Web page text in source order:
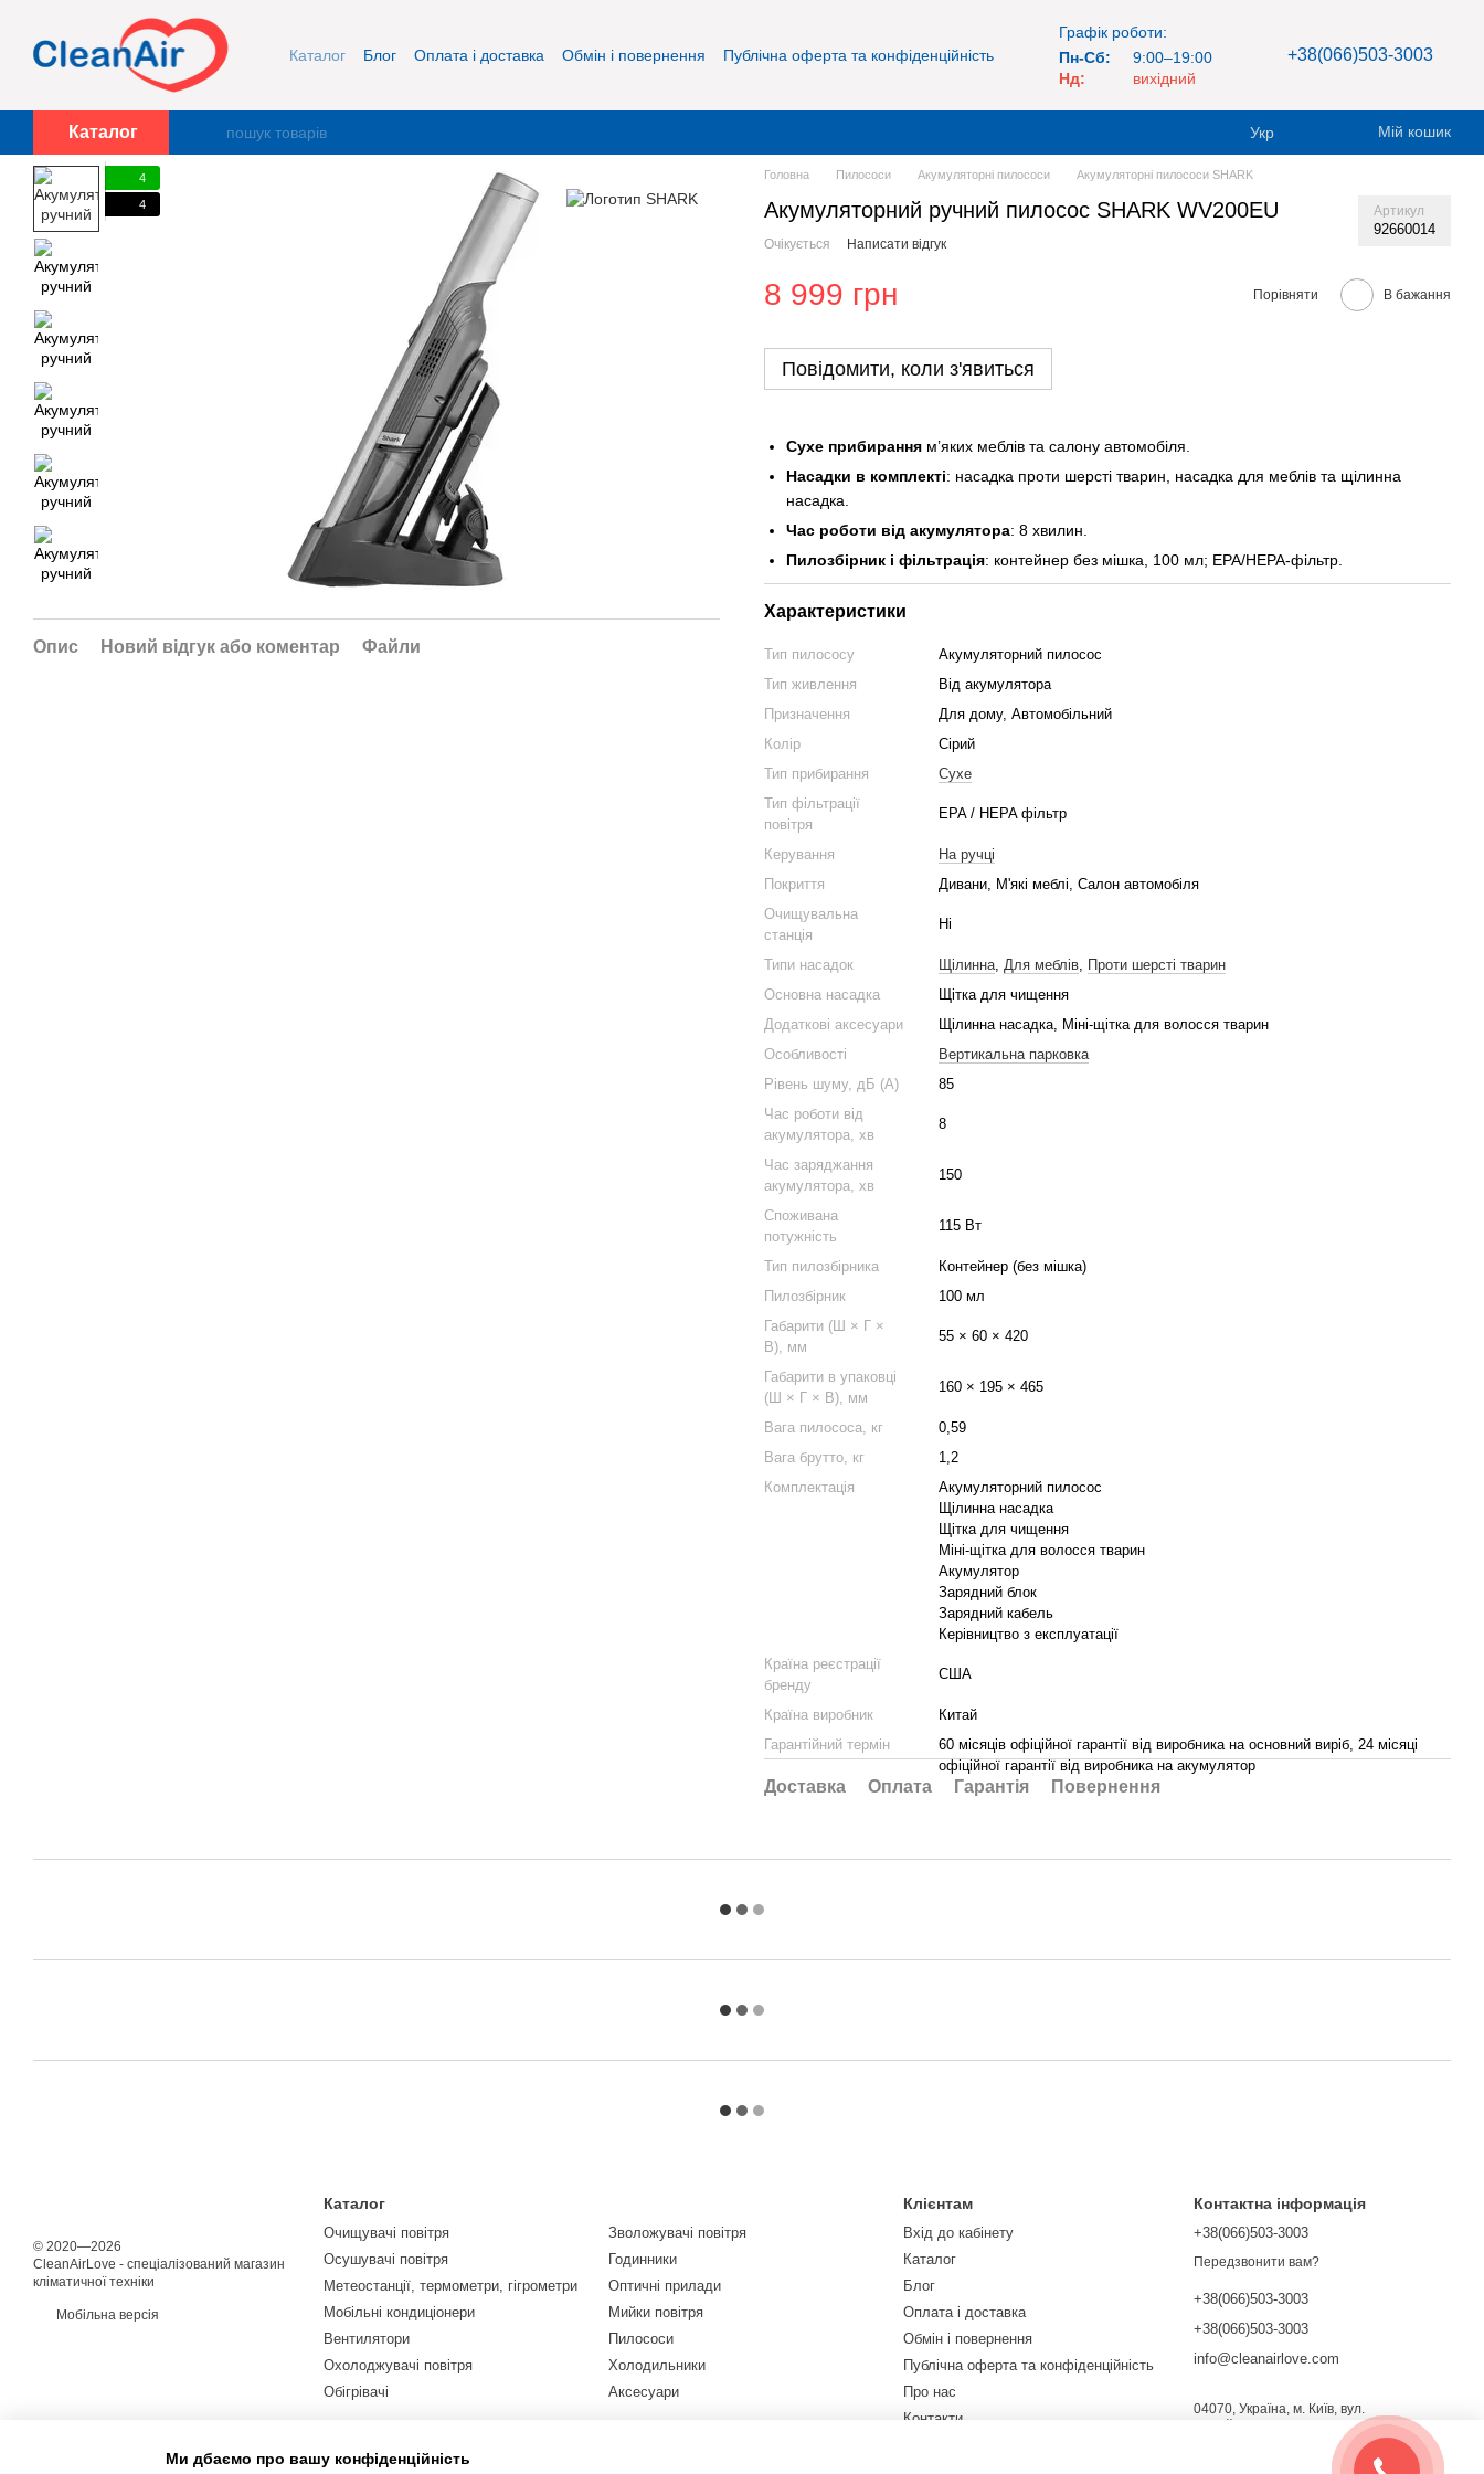
Перейти до основного контенту
Каталог Блог Оплата і доставка Обмін і повернення
Публічна оферта та конфіденційність
Графік роботи:
Пн-Сб:
9:00–19:00
Нд:
вихідний
+38(066)503-3003
Каталог Укр Мій кошик
4
4
Опис Новий відгук або коментар Файли
Головна Пилососи Акумуляторні пилососи Акумуляторні пилососи SHARK
Акумуляторний ручний пилосос SHARK WV200EU Артикул
92660014
Очікується Написати відгук
8 999 грн Порівняти В бажання
Повідомити, коли з'явиться
Сухе прибирання м’яких меблів та салону автомобіля.
Насадки в комплекті: насадка проти шерсті тварин, насадка для меблів та щілинна
насадка.
Час роботи від акумулятора: 8 хвилин.
Пилозбірник і фільтрація: контейнер без мішка, 100 мл; EPA/HEPA-фільтр.
Характеристики
Тип пилососу
Акумуляторний пилосос
Тип живлення
Від акумулятора
Призначення
Для дому, Автомобільний
Колір
Сірий
Тип прибирання
Сухе
Тип фільтрації
повітря
EPA / HEPA фільтр
Керування
На ручці
Покриття
Дивани, М'які меблі, Салон автомобіля
Очищувальна
станція
Ні
Типи насадок Щілинна, Для меблів, Проти шерсті тварин
Основна насадка
Щітка для чищення
Додаткові аксесуари
Щілинна насадка, Міні-щітка для волосся тварин
Особливості
Вертикальна парковка
Рівень шуму, дБ (А)
85
Час роботи від
акумулятора, хв
8
Час заряджання
акумулятора, хв
150
Споживана
потужність
115 Вт
Тип пилозбірника
Контейнер (без мішка)
Пилозбірник
100 мл
Габарити (Ш × Г ×
В), мм
55 × 60 × 420
Габарити в упаковці
(Ш × Г × В), мм
160 × 195 × 465
Вага пилососа, кг
0,59
Вага брутто, кг
1,2
Комплектація
Акумуляторний пилосос
Щілинна насадка
Щітка для чищення
Міні-щітка для волосся тварин
Акумулятор
Зарядний блок
Зарядний кабель
Керівництво з експлуатації
Країна реєстрації
бренду
США
Країна виробник
Китай
Гарантійний термін
60 місяців офіційної гарантії від виробника на основний виріб, 24 місяці
офіційної гарантії від виробника на акумулятор
Доставка Оплата Гарантія Повернення
© 2020—2026
CleanAirLove - спеціалізований магазин
кліматичної техніки
Мобільна версія
Каталог
Очищувачі повітря
Осушувачі повітря
Метеостанції, термометри, гігрометри
Мобільні кондиціонери
Вентилятори
Охолоджувачі повітря
Обігрівачі
Зволожувачі повітря
Годинники
Оптичні прилади
Мийки повітря
Пилососи
Холодильники
Аксесуари
Клієнтам
Вхід до кабінету
Каталог
Блог
Оплата і доставка
Обмін і повернення
Публічна оферта та конфіденційність
Про нас
Контакти
Контактна інформація
+38(066)503-3003
Передзвонити вам?
+38(066)503-3003
+38(066)503-3003
info@cleanairlove.com
04070, Україна, м. Київ, вул.
Ми дбаємо про вашу конфіденційність